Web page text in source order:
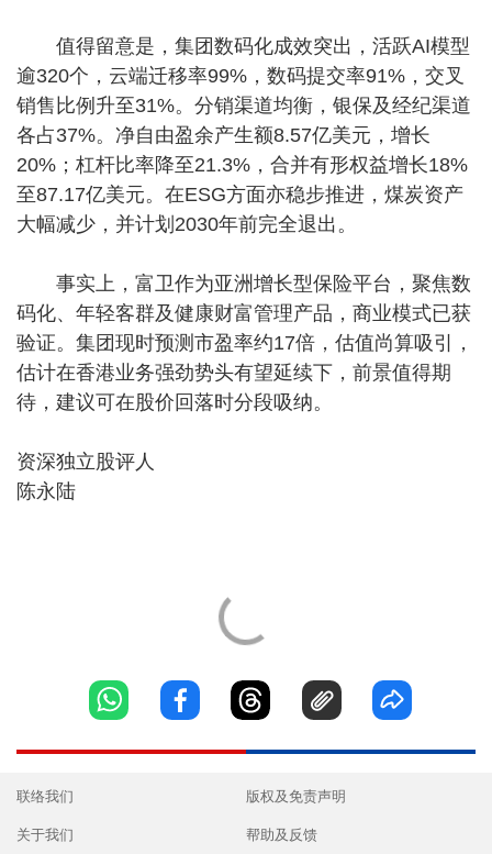
值得留意是，集团数码化成效突出，活跃AI模型
逾320个，云端迁移率99%，数码提交率91%，交叉
销售比例升至31%。分销渠道均衡，银保及经纪渠道
各占37%。净自由盈余产生额8.57亿美元，增长
20%；杠杆比率降至21.3%，合并有形权益增长18%
至87.17亿美元。在ESG方面亦稳步推进，煤炭资产
大幅减少，并计划2030年前完全退出。
事实上，富卫作为亚洲增长型保险平台，聚焦数
码化、年轻客群及健康财富管理产品，商业模式已获
验证。集团现时预测市盈率约17倍，估值尚算吸引，
估计在香港业务强劲势头有望延续下，前景值得期
待，建议可在股价回落时分段吸纳。
资深独立股评人
陈永陆
联络我们
关于我们
版权及免责声明
帮助及反馈